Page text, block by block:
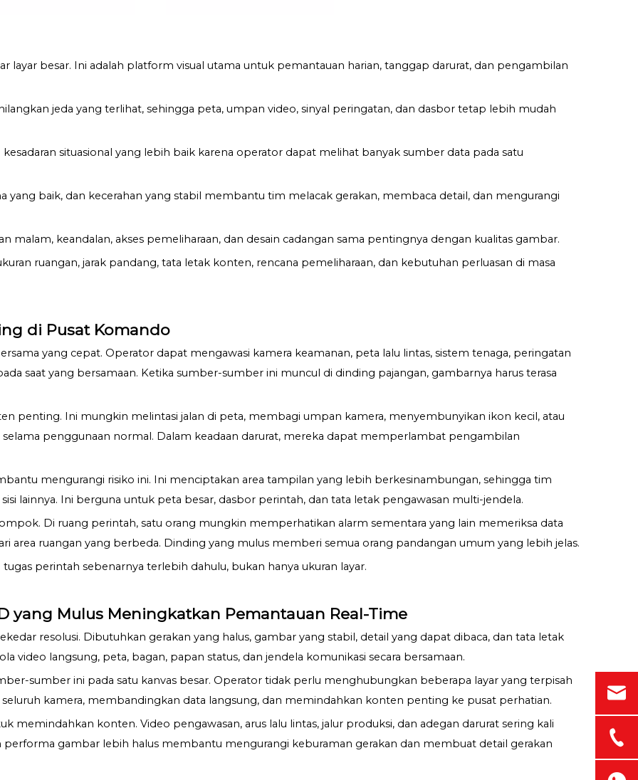
layar besar. Ini adalah platform visual utama untuk pemantauan harian, tanggap darurat, dan pengambilan
jeda yang terlihat, sehingga peta, umpan video, sinyal peringatan, dan dasbor tetap lebih mudah
situasional yang lebih baik karena operator dapat melihat banyak sumber data pada satu
yang baik, dan kecerahan yang stabil membantu tim melacak gerakan, membaca detail, dan mengurangi
malam, keandalan, akses pemeliharaan, dan desain cadangan sama pentingnya dengan kualitas gambar.
ruangan, jarak pandang, tata letak konten, rencana pemeliharaan, dan kebutuhan perluasan di masa
di Pusat Komando
yang cepat. Operator dapat mengawasi kamera keamanan, peta lalu lintas, sistem tenaga, peringatan
saat yang bersamaan. Ketika sumber-sumber ini muncul di dinding pajangan, gambarnya harus terasa
penting. Ini mungkin melintasi jalan di peta, membagi umpan kamera, menyembunyikan ikon kecil, atau
penggunaan normal. Dalam keadaan darurat, mereka dapat memperlambat pengambilan
mengurangi risiko ini. Ini menciptakan area tampilan yang lebih berkesinambungan, sehingga tim
lainnya. Ini berguna untuk peta besar, dasbor perintah, dan tata letak pengawasan multi-jendela.
Di ruang perintah, satu orang mungkin memperhatikan alarm sementara yang lain memeriksa data
area ruangan yang berbeda. Dinding yang mulus memberi semua orang pandangan umum yang lebih jelas.
perintah sebenarnya terlebih dahulu, bukan hanya ukuran layar.
yang Mulus Meningkatkan Pemantauan Real-Time
resolusi. Dibutuhkan gerakan yang halus, gambar yang stabil, detail yang dapat dibaca, dan tata letak
video langsung, peta, bagan, papan status, dan jendela komunikasi secara bersamaan.
sumber ini pada satu kanvas besar. Operator tidak perlu menghubungkan beberapa layar yang terpisah
kamera, membandingkan data langsung, dan memindahkan konten penting ke pusat perhatian.
memindahkan konten. Video pengawasan, arus lalu lintas, jalur produksi, dan adegan darurat sering kali
gambar lebih halus membantu mengurangi keburaman gerakan dan membuat detail gerakan